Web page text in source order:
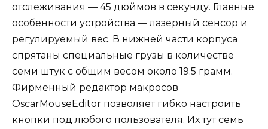
отслеживания — 45 дюймов в секунду. Главные
особенности устройства — лазерный сенсор и
регулируемый вес. В нижней части корпуса
спрятаны специальные грузы в количестве
семи штук с общим весом около 19.5 грамм.
Фирменный редактор макросов
OscarMouseEditor позволяет гибко настроить
кнопки под любого пользователя. Их тут семь